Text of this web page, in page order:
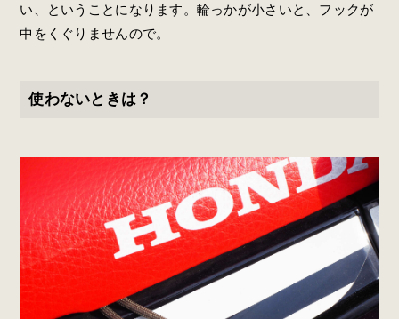
い、ということになります。輪っかが小さいと、フックが
中をくぐりませんので。
使わないときは？